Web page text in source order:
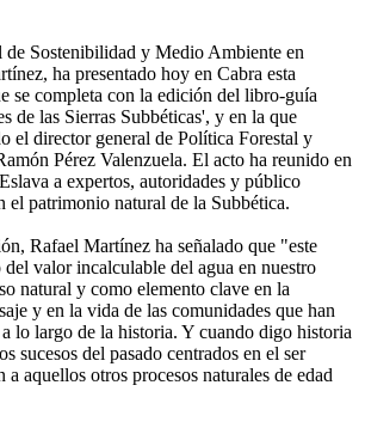
Sostenibilidad y Medio Ambiente en
ha presentado hoy en Cabra esta
se completa con la edición del libro-guía
de las Sierras Subbéticas', y en la que
el director general de Política Forestal y
Pérez Valenzuela. El acto ha reunido en
a expertos, autoridades y público
el patrimonio natural de la Subbética.
Rafael Martínez ha señalado que "este
valor incalculable del agua en nuestro
natural y como elemento clave en la
y en la vida de las comunidades que han
a lo largo de la historia. Y cuando digo historia
sucesos del pasado centrados en el ser
aquellos otros procesos naturales de edad